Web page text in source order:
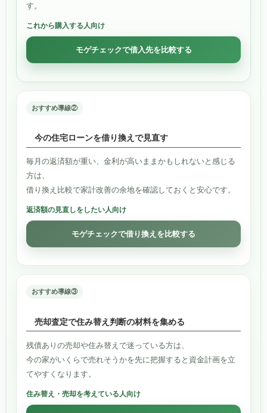
す。
これから購入する人向け
モゲチェックで借入先を比較する
おすすめ導線②
今の住宅ローンを借り換えで見直す
毎月の返済額が重い、金利が高いままかもしれないと感じる
方は、
借り換え比較で家計改善の余地を確認しておくと安心です。
返済額の見直しをしたい人向け
モゲチェックで借り換えを比較する
おすすめ導線③
売却査定で住み替え判断の材料を集める
残債ありの売却や住み替えで迷っている方は、
今の家がいくらで売れそうかを先に把握すると資金計画を立
てやすくなります。
住み替え・売却を考えている人向け